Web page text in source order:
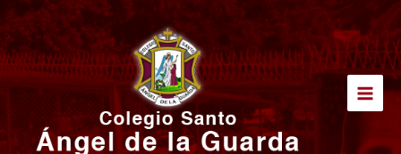
al
contenido
Main